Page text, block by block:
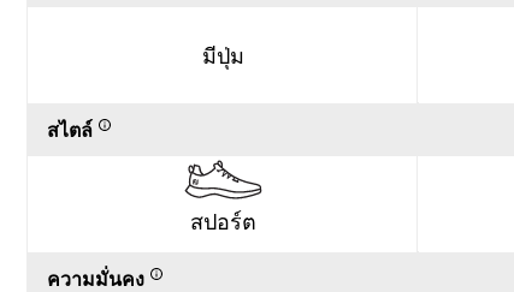
มีปุ่ม
สไตล์
สปอร์ต
ความมั่นคง